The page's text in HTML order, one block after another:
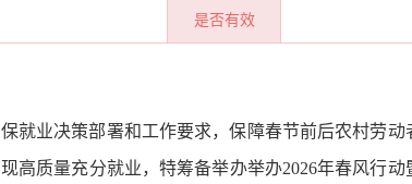
是否有效
就业决策部署和工作要求，保障春节前后农村劳
高质量充分就业，特筹备举办举办2026年春风行